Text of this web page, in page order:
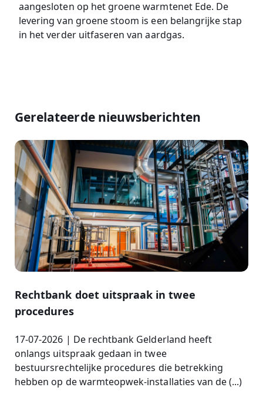
aangesloten op het groene warmtenet Ede. De
levering van groene stoom is een belangrijke stap
in het verder uitfaseren van aardgas.
Gerelateerde nieuwsberichten
Rechtbank doet uitspraak in twee
procedures
17-07-2026 | De rechtbank Gelderland heeft
onlangs uitspraak gedaan in twee
bestuursrechtelijke procedures die betrekking
hebben op de warmteopwek-installaties van de (...)